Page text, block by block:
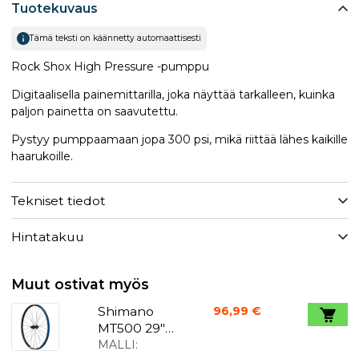
Tuotekuvaus
Tämä teksti on käännetty automaattisesti
Rock Shox High Pressure -pumppu
Digitaalisella painemittarilla, joka näyttää tarkalleen, kuinka
paljon painetta on saavutettu.
Pystyy pumppaamaan jopa 300 psi, mikä riittää lähes kaikille
haarukoille.
Tekniset tiedot
Hintatakuu
Muut ostivat myös
Shimano
MT500 29"
takapyörä
MALLI:
96,99 €